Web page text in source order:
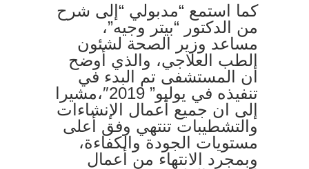
كما استمع “مدبولي “إلى شرح
من الدكتور “بيتر وجيه”،
مساعد وزير الصحة لشئون
الطب العلاجي، والذي أوضح
أن المستشفى تم البدء في
تنفيذه في يوليو” 2019″،مشيرا
إلى ان جميع أعمال الإنشاءات
والتشطيبات تنتهي وفق أعلى
مستويات الجودة والكفاءة،
وبمجرد الانتهاء من أعمال